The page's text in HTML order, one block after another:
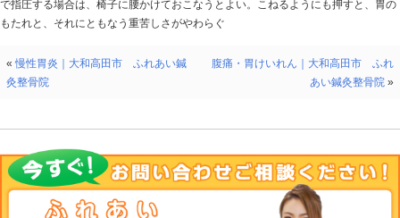
○巨けつ
<位置>
腹部の、みぞおちのちょうど中央のところ
施術者は、仰向けに寝た状態のお客の胸の真ん中に両手
先で、胸の奥にむかうように押すのがコツ。このツボは
め、胃の諸症状に効果がある。慢性的な胸やけにはお灸